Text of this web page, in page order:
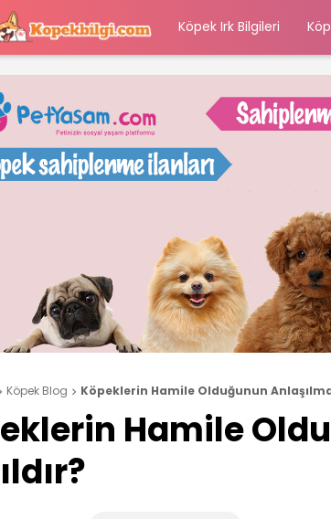
Köpek Irk Bilgileri
Köpek Blog  Köpeklerin Hamile Olduğunun
Hamile